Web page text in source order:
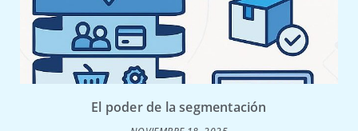
El poder de la segmentación